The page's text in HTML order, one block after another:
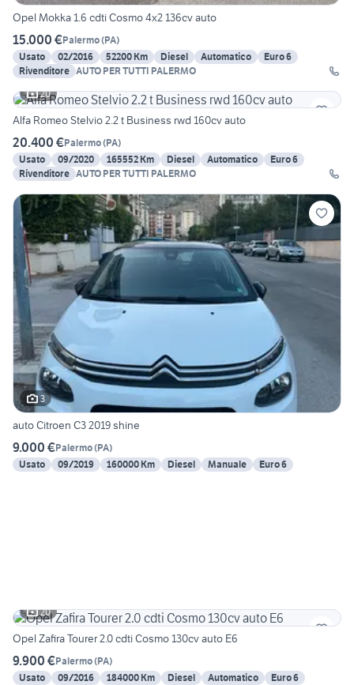
Opel Mokka 1.6 cdti Cosmo 4x2 136cv auto
15.000 €Palermo(PA)
Usato
02/2016 52200 Km Diesel Automatico
Euro 6
Rivenditore AUTO PER TUTTI PALERMO
20
Alfa Romeo Stelvio 2.2 t Business rwd 160cv auto
20.400 €Palermo(PA)
Usato
09/2020 165552 Km Diesel Automatico
Euro 6
Rivenditore AUTO PER TUTTI PALERMO
3
auto Citroen C3 2019 shine
9.000 €Palermo(PA)
Usato
09/2019 160000 Km Diesel Manuale Euro 6
20
Opel Zafira Tourer 2.0 cdti Cosmo 130cv auto E6
9.900 €Palermo(PA)
Usato
09/2016 184000 Km Diesel Automatico
Euro 6